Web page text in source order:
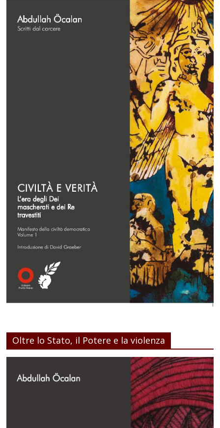
Oltre lo Stato, il Potere e la violenza